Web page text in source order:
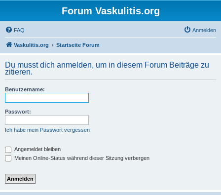
Forum Vaskulitis.org
FAQ Anmelden
Vaskulitis.org Startseite Forum
Du musst dich anmelden, um in diesem Forum Beiträge zu
zitieren.
Benutzername:
Passwort:
Ich habe mein Passwort vergessen
Angemeldet bleiben
Meinen Online-Status während dieser Sitzung verbergen